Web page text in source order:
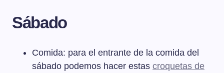
Sábado
Comida: para el entrante de la comida del
sábado podemos hacer estas croquetas de